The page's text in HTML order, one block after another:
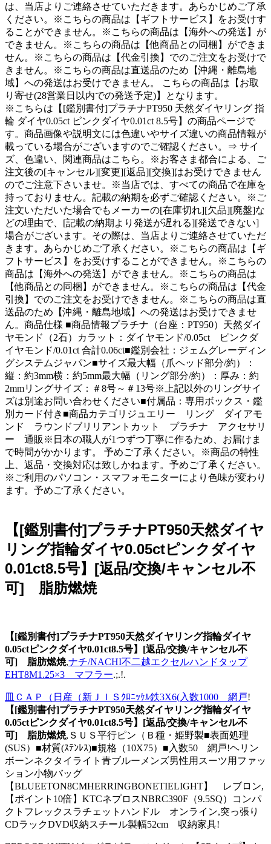
は、当店よりご連絡させていただきます。あらかじめご了承
ください。※こちらの商品は【ギフトサービス】をお受けす
ることができません。※こちらの商品は【海外への発送】が
できません。※こちらの商品は【他商品との同梱】ができま
せん。※こちらの商品は【代金引換】でのご注文をお受けで
きません。※こちらの商品は直送品のため【沖縄・離島地
域】への発送はお受けできません。 こちらの商品は【お取
り寄せ(28営業日以内での発送予定)】となります。
※こちらは【[鑑別書付]プラチナPT950 天然ダイヤリング 指
輪 ダイヤ0.05ct ピンクダイヤ0.01ct 8.5号】の商品ページで
す。商品画像や説明文には色違いやサイズ違いの商品情報が
載っている場合がございますのでご確認ください。⇒ サイ
ズ、色違い、関連商品はこちら。※お客さま都合による、ご
注文後の[キャンセル][変更][返品][交換]はお受けできません
のでご注意下さいませ。※当店では、すべての商品で在庫を
持っておりません。記載の納期を必ずご確認ください。※ご
注文いただいた場合でもメーカーの[在庫切れ][欠品][廃盤]な
どの理由で、[記載の納期より発送が遅れる][発送できない]
場合がございます。その際は、当店よりご連絡させていただ
きます。あらかじめご了承ください。※こちらの商品は【ギ
フトサービス】をお受けすることができません。※こちらの
商品は【海外への発送】ができません。※こちらの商品は
【他商品との同梱】ができません。※こちらの商品は【代金
引換】でのご注文をお受けできません。※こちらの商品は直
送品のため【沖縄・離島地域】への発送はお受けできませ
ん。商品仕様 ■商品情報プラチナ（台座：PT950）天然ダイ
ヤモンド（2石）カラット：ダイヤモンド/0.05ct ピンクダ
イヤモンド/0.01ct 合計0.06ct■鑑別会社：ジェムグレーディン
グシステムジャパン■サイズ最大幅（爪ヘッド部分/約）：
縦：約3mm横：約5mm最大幅（リング部分/約）：厚み：約
2mmリングサイズ：＃8号～＃13号※上記以外のリングサイ
ズは別途お問い合わせください■付属品：専用ボックス・鑑
別カード付き■商品カテゴリジュエリー リング ダイアモ
ンド ラウンドブリリアントカット プラチナ アクセサリ
ー 通販※日本の職人が1つずつ丁寧に作るため、お届けま
で時間がかかります。 予めご了承ください。※商品の特性
上、返品・交換対応は致しかねます。予めご了承ください。
※ご利用のパソコン・スマフォモニターにより色味が変わり
ます。予めご了承ください。
【[鑑別書付]プラチナPT950天然ダイヤ
リング指輪ダイヤ0.05ctピンクダイヤ
0.01ct8.5号】[返品/交換/キャンセル不
可] 脂肪燃焼
【[鑑別書付]プラチナPT950天然ダイヤリング指輪ダイヤ
0.05ctピンクダイヤ0.01ct8.5号】[返品/交換/キャンセル不
可] 脂肪燃焼,ナチ/NACHI不二越エクセルハンドタップ
EHT8M1.25×3 マフラー.;.!.
皿ＣＡＰ（日産（新ＪＩＳｸﾛﾆｯｹﾙ鉄3X6(入数1000 網戸!
【[鑑別書付]プラチナPT950天然ダイヤリング指輪ダイヤ
0.05ctピンクダイヤ0.01ct8.5号】[返品/交換/キャンセル不
可] 脂肪燃焼,ＳＵＳ平行ピン（Ｂ種・姫野製■表面処理
(SUS）■材質(ｽﾃﾝﾚｽ)■規格（10X75）■入数50 網戸!ヘリン
ボーンネクタイライト青ブルーメンズ男性用スーツ用ファッ
ション小物バッグ
【BLUEETON8CMHERRINGBONETIELIGHT】 レブロン,
【ポイント10倍】KTCネプロスNBRC390F（9.5SQ）コンパ
クトフレックスラチェットハンドル オンライン,突っ張り
CDラックDVD収納スチール製幅52cm 収納家具!